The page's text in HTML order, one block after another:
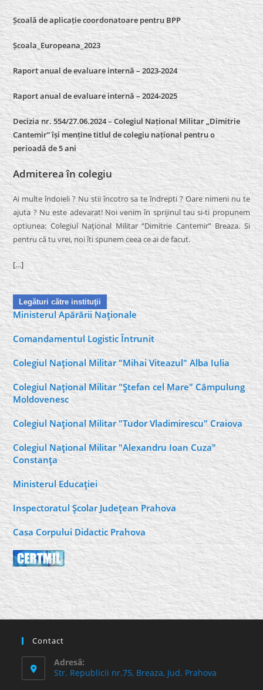
Școală de aplicație coordonatoare pentru BPP
Școala_Europeana_2023
Raport anual de evaluare internă – 2023-2024
Raport anual de evaluare internă –2024-2025
Decizia nr. 554/27.06.2024 – Colegiul Național Militar „Dimitrie
Cantemir” își menține titlul de colegiu național pentru o
perioadă de 5 ani
Admiterea în colegiu
Ai multe îndoieli ? Nu stii încotro sa te îndrepti ? Oare nimeni nu te
ajuta ? Nu este adevarat! Noi venim în sprijinul tau si-ti propunem
optiunea: Colegiul Naţional Militar “Dimitrie Cantemir” Breaza. Si
pentru că tu vrei, noi îti spunem ceea ce ai de facut.
[…]
Legături către instituţii
Ministerul Apărării Naţionale
Comandamentul Logistic Întrunit
Colegiul Naţional Militar "Mihai Viteazul" Alba Iulia
Colegiul Naţional Militar "Ştefan cel Mare" Câmpulung
Moldovenesc
Colegiul Naţional Militar "Tudor Vladimirescu" Craiova
Colegiul Naţional Militar "Alexandru Ioan Cuza"
Constanţa
Ministerul Educaţiei
Inspectoratul Şcolar Judeţean Prahova
Casa Corpului Didactic Prahova
Contact
Adresă:
Str. Republicii nr.75, Breaza, Jud. Prahova